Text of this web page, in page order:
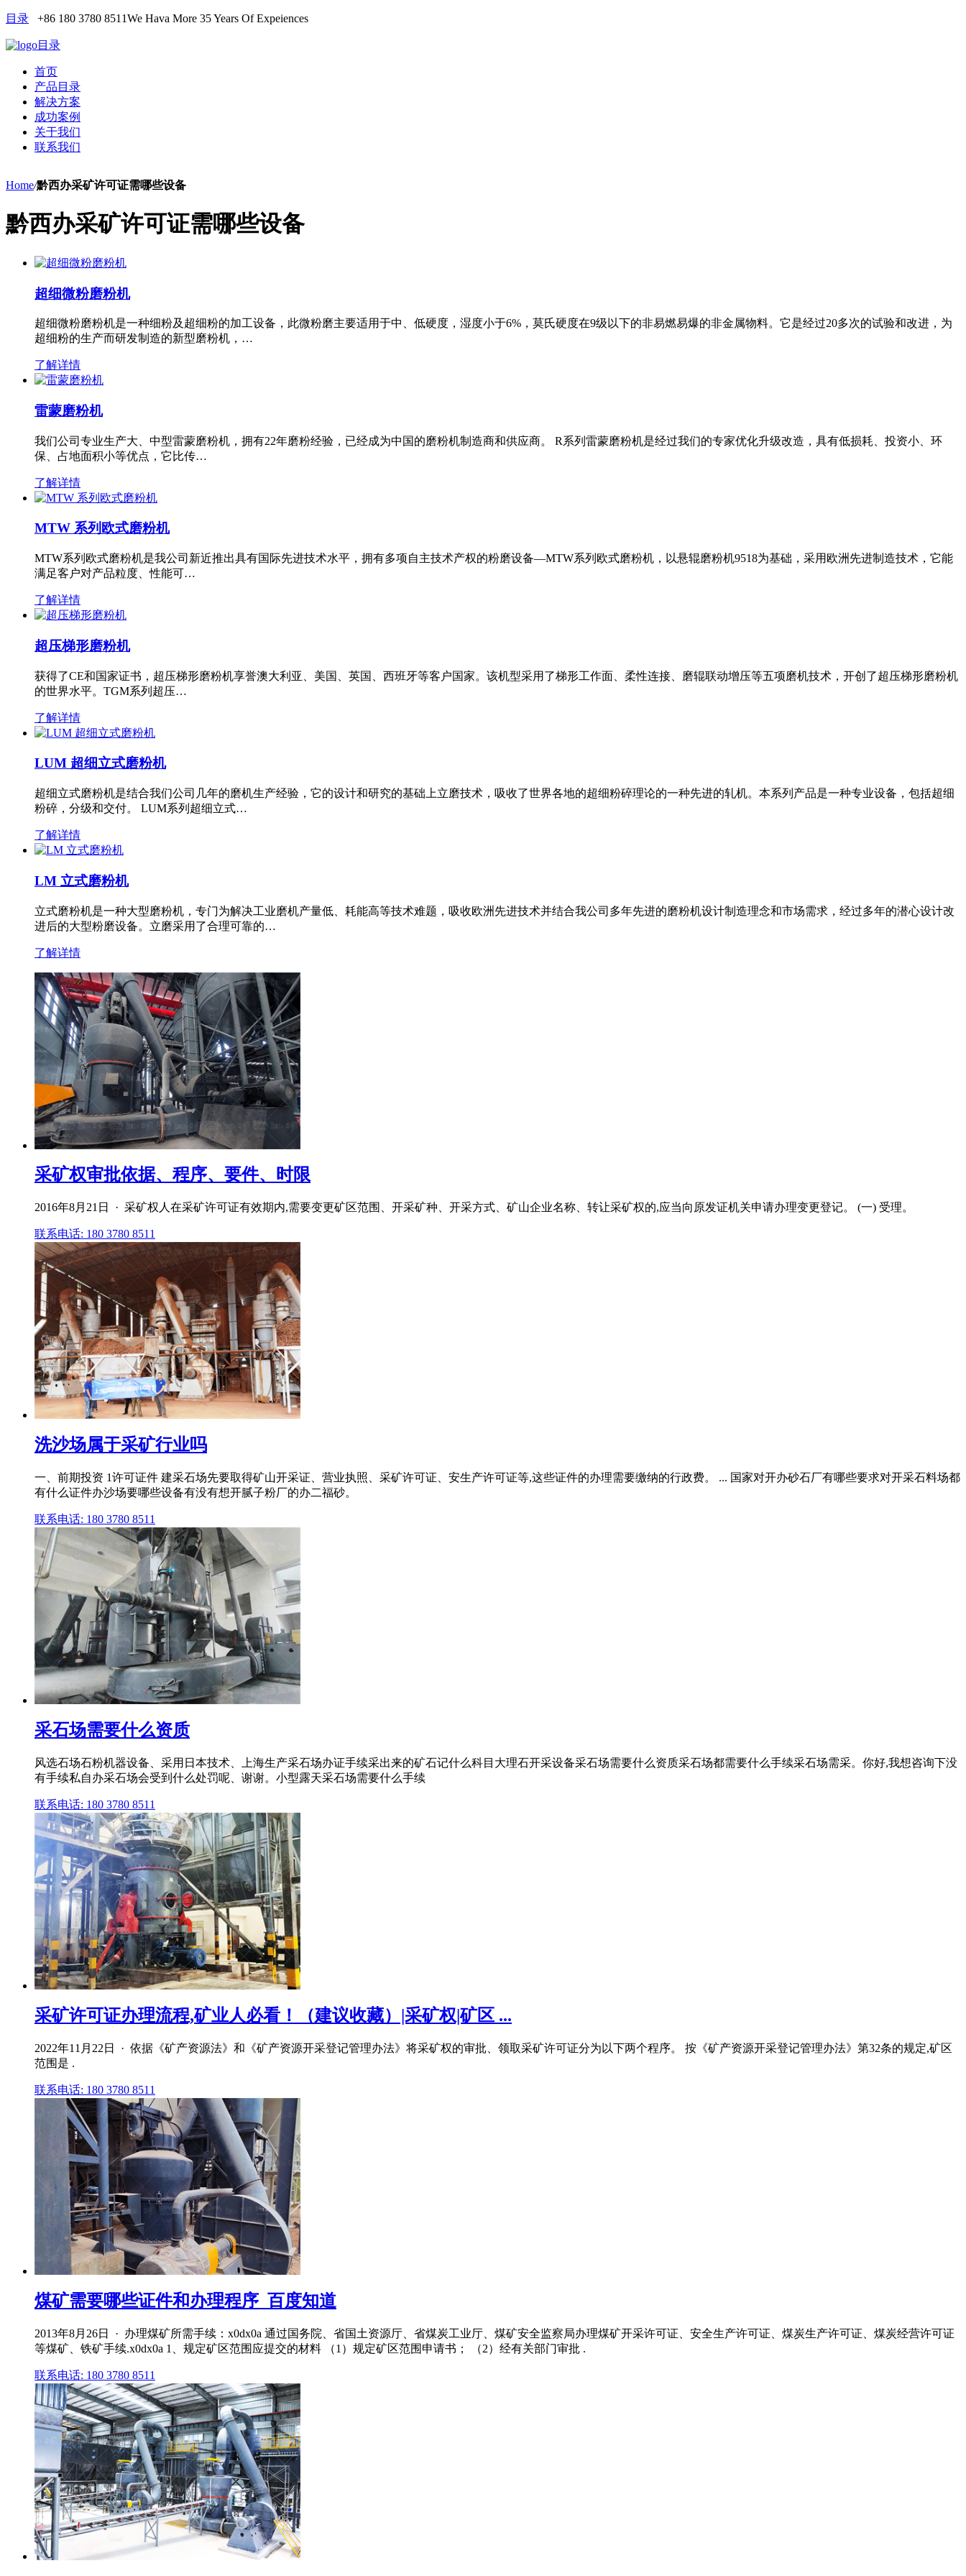
目录 +86 180 3780 8511We Hava More 35 Years Of Expeiences
目录
首页
产品目录
解决方案
成功案例
关于我们
联系我们
Home/黔西办采矿许可证需哪些设备
黔西办采矿许可证需哪些设备
超细微粉磨粉机
超细微粉磨粉机是一种细粉及超细粉的加工设备，此微粉磨主要适用于中、低硬度，湿度小于6%，莫氏硬度在9级以下的非易燃易爆的非金属物料。它是经过20多次的试验和改进，为
超细粉的生产而研发制造的新型磨粉机，…
了解详情
雷蒙磨粉机
我们公司专业生产大、中型雷蒙磨粉机，拥有22年磨粉经验，已经成为中国的磨粉机制造商和供应商。 R系列雷蒙磨粉机是经过我们的专家优化升级改造，具有低损耗、投资小、环
保、占地面积小等优点，它比传…
了解详情
MTW 系列欧式磨粉机
MTW系列欧式磨粉机是我公司新近推出具有国际先进技术水平，拥有多项自主技术产权的粉磨设备—MTW系列欧式磨粉机，以悬辊磨粉机9518为基础，采用欧洲先进制造技术，它能
满足客户对产品粒度、性能可…
了解详情
超压梯形磨粉机
获得了CE和国家证书，超压梯形磨粉机享誉澳大利亚、美国、英国、西班牙等客户国家。该机型采用了梯形工作面、柔性连接、磨辊联动增压等五项磨机技术，开创了超压梯形磨粉机
的世界水平。TGM系列超压…
了解详情
LUM 超细立式磨粉机
超细立式磨粉机是结合我们公司几年的磨机生产经验，它的设计和研究的基础上立磨技术，吸收了世界各地的超细粉碎理论的一种先进的轧机。本系列产品是一种专业设备，包括超细
粉碎，分级和交付。 LUM系列超细立式…
了解详情
LM 立式磨粉机
立式磨粉机是一种大型磨粉机，专门为解决工业磨机产量低、耗能高等技术难题，吸收欧洲先进技术并结合我公司多年先进的磨粉机设计制造理念和市场需求，经过多年的潜心设计改
进后的大型粉磨设备。立磨采用了合理可靠的…
了解详情
采矿权审批依据、程序、要件、时限
2016年8月21日 · 采矿权人在采矿许可证有效期内,需要变更矿区范围、开采矿种、开采方式、矿山企业名称、转让采矿权的,应当向原发证机关申请办理变更登记。 (一) 受理。
联系电话: 180 3780 8511
洗沙场属于采矿行业吗
一、前期投资 1许可证件 建采石场先要取得矿山开采证、营业执照、采矿许可证、安生产许可证等,这些证件的办理需要缴纳的行政费。 ... 国家对开办砂石厂有哪些要求对开采石料场都
有什么证件办沙场要哪些设备有没有想开腻子粉厂的办二福砂。
联系电话: 180 3780 8511
采石场需要什么资质
风选石场石粉机器设备、采用日本技术、上海生产采石场办证手续采出来的矿石记什么科目大理石开采设备采石场需要什么资质采石场都需要什么手续采石场需采。你好,我想咨询下没
有手续私自办采石场会受到什么处罚呢、谢谢。小型露天采石场需要什么手续
联系电话: 180 3780 8511
采矿许可证办理流程,矿业人必看！（建议收藏）|采矿权|矿区 ...
2022年11月22日 · 依据《矿产资源法》和《矿产资源开采登记管理办法》将采矿权的审批、领取采矿许可证分为以下两个程序。 按《矿产资源开采登记管理办法》第32条的规定,矿区
范围是 .
联系电话: 180 3780 8511
煤矿需要哪些证件和办理程序_百度知道
2013年8月26日 · 办理煤矿所需手续：x0dx0a 通过国务院、省国土资源厅、省煤炭工业厅、煤矿安全监察局办理煤矿开采许可证、安全生产许可证、煤炭生产许可证、煤炭经营许可证
等煤矿、铁矿手续.x0dx0a 1、规定矿区范围应提交的材料 （1）规定矿区范围申请书； （2）经有关部门审批 .
联系电话: 180 3780 8511